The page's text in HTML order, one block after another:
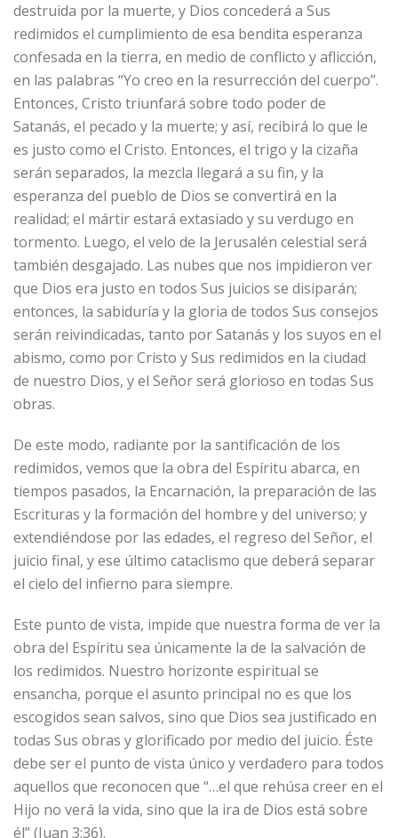
destruida por la muerte, y Dios concederá a Sus
redimidos el cumplimiento de esa bendita esperanza
confesada en la tierra, en medio de conflicto y aflicción,
en las palabras “Yo creo en la resurrección del cuerpo”.
Entonces, Cristo triunfará sobre todo poder de
Satanás, el pecado y la muerte; y así, recibirá lo que le
es justo como el Cristo. Entonces, el trigo y la cizaña
serán separados, la mezcla llegará a su fin, y la
esperanza del pueblo de Dios se convertirá en la
realidad; el mártir estará extasiado y su verdugo en
tormento. Luego, el velo de la Jerusalén celestial será
también desgajado. Las nubes que nos impidieron ver
que Dios era justo en todos Sus juicios se disiparán;
entonces, la sabiduría y la gloria de todos Sus consejos
serán reivindicadas, tanto por Satanás y los suyos en el
abismo, como por Cristo y Sus redimidos en la ciudad
de nuestro Dios, y el Señor será glorioso en todas Sus
obras.
De este modo, radiante por la santificación de los
redimidos, vemos que la obra del Espíritu abarca, en
tiempos pasados, la Encarnación, la preparación de las
Escrituras y la formación del hombre y del universo; y
extendiéndose por las edades, el regreso del Señor, el
juicio final, y ese último cataclismo que deberá separar
el cielo del infierno para siempre.
Este punto de vista, impide que nuestra forma de ver la
obra del Espíritu sea únicamente la de la salvación de
los redimidos. Nuestro horizonte espiritual se
ensancha, porque el asunto principal no es que los
escogidos sean salvos, sino que Dios sea justificado en
todas Sus obras y glorificado por medio del juicio. Éste
debe ser el punto de vista único y verdadero para todos
aquellos que reconocen que “…el que rehúsa creer en el
Hijo no verá la vida, sino que la ira de Dios está sobre
él” (Juan 3:36).